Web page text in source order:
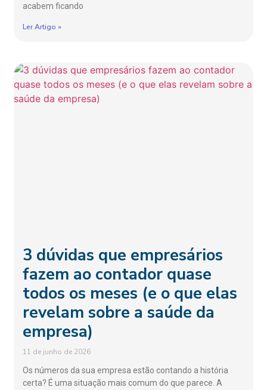
acabem ficando
Ler Artigo »
3 dúvidas que empresários
fazem ao contador quase
todos os meses (e o que elas
revelam sobre a saúde da
empresa)
11 de junho de 2026
Os números da sua empresa estão contando a história
certa? É uma situação mais comum do que parece. A